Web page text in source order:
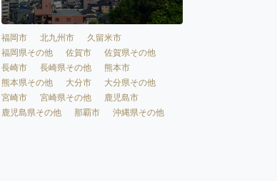
福岡市 北九州市
久留米市
福岡県その他
佐賀市
佐賀県その他
長崎市
長崎県その他
熊本市
熊本県その他
大分市
大分県その他
宮崎市
宮崎県その他
鹿児島市
鹿児島県その他
那覇市 沖縄県その他